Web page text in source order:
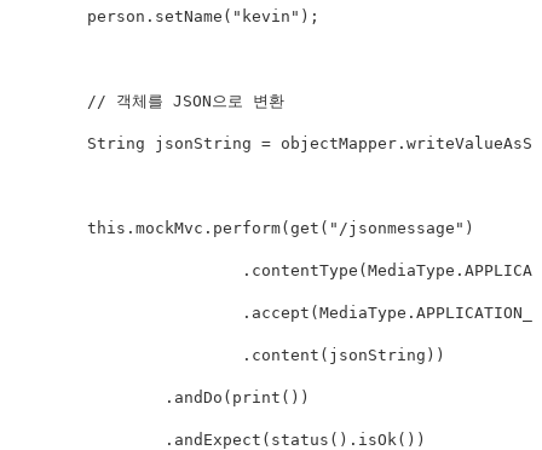
        person
. setName ( "kevin" ) ;
// 객체를 JSON으로 변환
String jsonString = objectMapper .
this . mockMvc . perform(get ( "/jsonmessage" )
. contentType (MediaType .
. accept (MediaType .
. content ( jsonString ) )
. andDo ( print ( ) )
. andExpect ( status ( ) . isOk ( ) )